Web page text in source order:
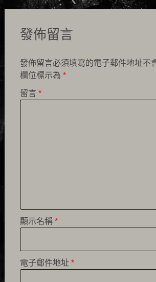
發佈留言
發佈留言必須填寫的電子郵件地址不
欄位標示為 *
留言 *
顯示名稱 *
電子郵件地址 *